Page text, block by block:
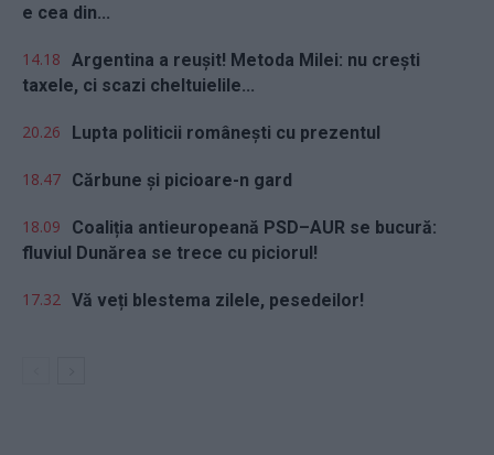
e cea din...
14.18 Argentina a reușit! Metoda Milei: nu crești
taxele, ci scazi cheltuielile...
20.26 Lupta politicii românești cu prezentul
18.47 Cărbune și picioare-n gard
18.09
Coaliția antieuropeană PSD–AUR se bucură:
fluviul Dunărea se trece cu piciorul!
17.32 Vă veți blestema zilele, pesedeilor!